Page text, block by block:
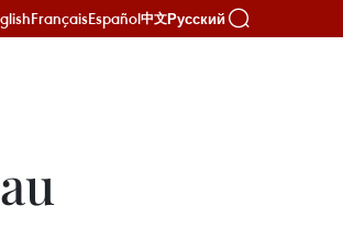
FrançaisEspañol中文Русский